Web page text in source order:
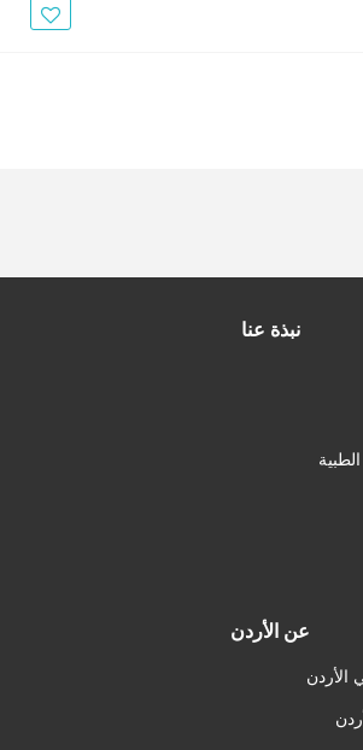
نبذة عنا
عن الأردن
الأردن